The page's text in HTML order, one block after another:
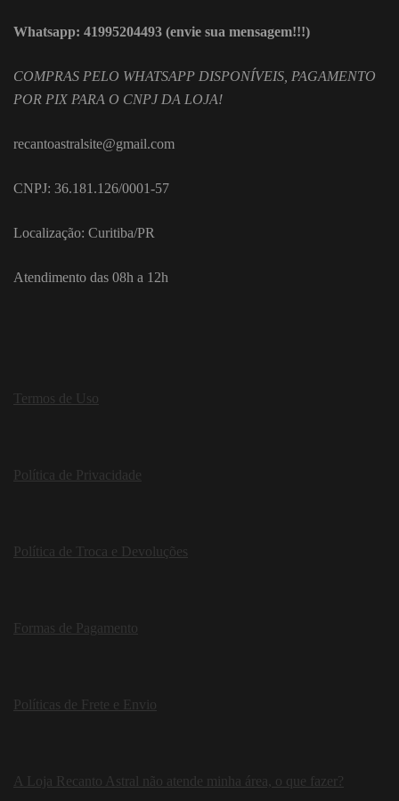
Whatsapp: 41995204493 (envie sua mensagem!!!)
COMPRAS PELO WHATSAPP DISPONÍVEIS, PAGAMENTO
POR PIX PARA O CNPJ DA LOJA!
recantoastralsite@gmail.com
CNPJ: 36.181.126/0001-57
Localização: Curitiba/PR
Atendimento das 08h a 12h
Termos de Uso
Política de Privacidade
Política de Troca e Devoluções
Formas de Pagamento
Políticas de Frete e Envio
A Loja Recanto Astral não atende minha área, o que fazer?